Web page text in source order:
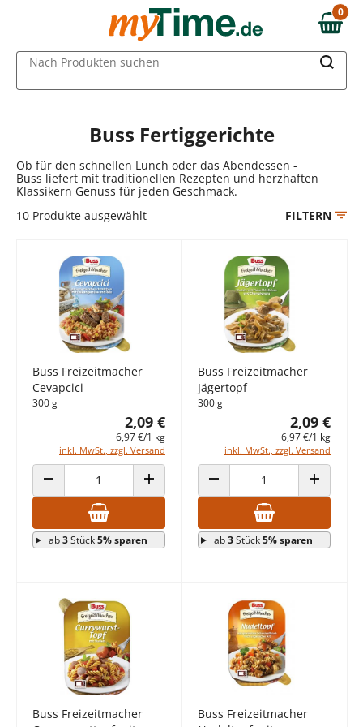
Zum Hauptinhalt springen
Zur Navigation springen
Zur Suche springen
0,00 €
0
Nach Produkten suchen
Buss Fertiggerichte
Ob für den schnellen Lunch oder das Abendessen -
Buss liefert mit traditionellen Rezepten und herzhaften
Klassikern Genuss für jeden Geschmack.
10 Produkte ausgewählt FILTERN
Buss Freizeitmacher
Cevapcici
300 g
2,09 €
6,97 €/1 kg
inkl. MwSt., zzgl. Versand
ANZAHL VERRINGERN ANZAHL ERHÖHEN
ab3Stück5% sparen
Buss Freizeitmacher
Jägertopf
300 g
2,09 €
6,97 €/1 kg
inkl. MwSt., zzgl. Versand
ANZAHL VERRINGERN ANZAHL
ab3Stück5% sparen
Buss Freizeitmacher
Buss Freizeitmacher